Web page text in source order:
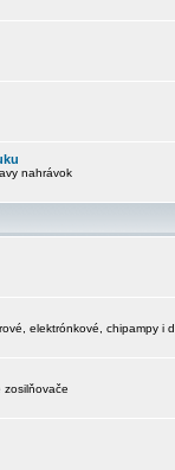
nahrávok
elektrónkové, chipampy i
zosilňovače